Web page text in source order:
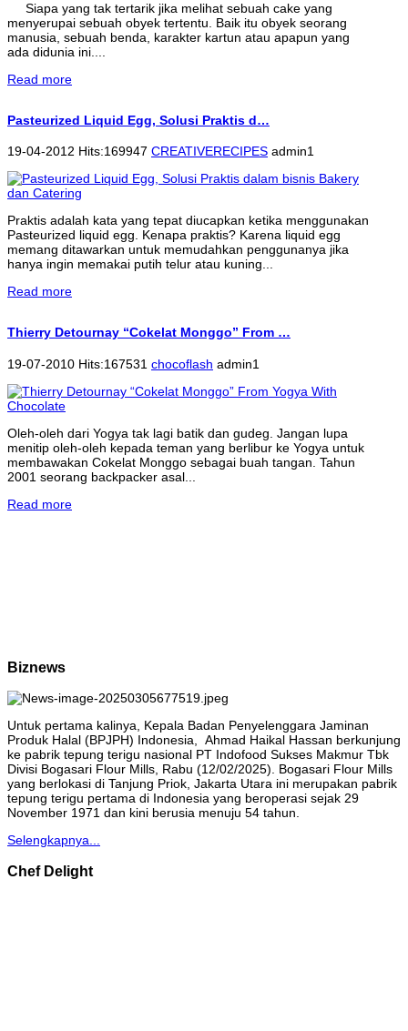
Siapa yang tak tertarik jika melihat sebuah cake yang
menyerupai sebuah obyek tertentu. Baik itu obyek seorang
manusia, sebuah benda, karakter kartun atau apapun yang
ada didunia ini....
Read more
Pasteurized Liquid Egg, Solusi Praktis d…
19-04-2012 Hits:169947 CREATIVERECIPES admin1
Praktis adalah kata yang tepat diucapkan ketika menggunakan
Pasteurized liquid egg. Kenapa praktis? Karena liquid egg
memang ditawarkan untuk memudahkan penggunanya jika
hanya ingin memakai putih telur atau kuning...
Read more
Thierry Detournay “Cokelat Monggo” From …
19-07-2010 Hits:167531 chocoflash admin1
Oleh-oleh dari Yogya tak lagi batik dan gudeg. Jangan lupa
menitip oleh-oleh kepada teman yang berlibur ke Yogya untuk
membawakan Cokelat Monggo sebagai buah tangan. Tahun
2001 seorang backpacker asal...
Read more
Biznews
Untuk pertama kalinya, Kepala Badan Penyelenggara Jaminan
Produk Halal (BPJPH) Indonesia, Ahmad Haikal Hassan berkunjung
ke pabrik tepung terigu nasional PT Indofood Sukses Makmur Tbk
Divisi Bogasari Flour Mills, Rabu (12/02/2025). Bogasari Flour Mills
yang berlokasi di Tanjung Priok, Jakarta Utara ini merupakan pabrik
tepung terigu pertama di Indonesia yang beroperasi sejak 29
November 1971 dan kini berusia menuju 54 tahun.
Selengkapnya...
Chef Delight